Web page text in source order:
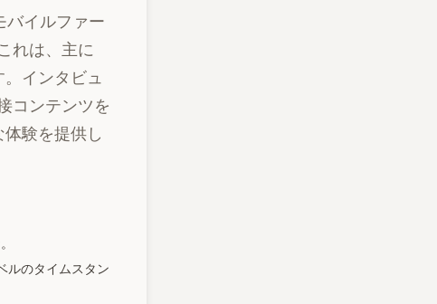
バイルファー
れは、主に
インタビュ
コンテンツを
験を提供し
ルのタイムスタン